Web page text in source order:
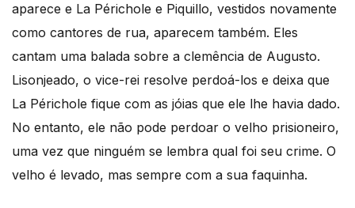
aparece e La Périchole e Piquillo, vestidos novamente
como cantores de rua, aparecem também. Eles
cantam uma balada sobre a clemência de Augusto.
Lisonjeado, o vice-rei resolve perdoá-los e deixa que
La Périchole fique com as jóias que ele lhe havia dado.
No entanto, ele não pode perdoar o velho prisioneiro,
uma vez que ninguém se lembra qual foi seu crime. O
velho é levado, mas sempre com a sua faquinha.